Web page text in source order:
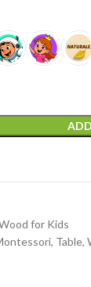
for Kids
, Table,